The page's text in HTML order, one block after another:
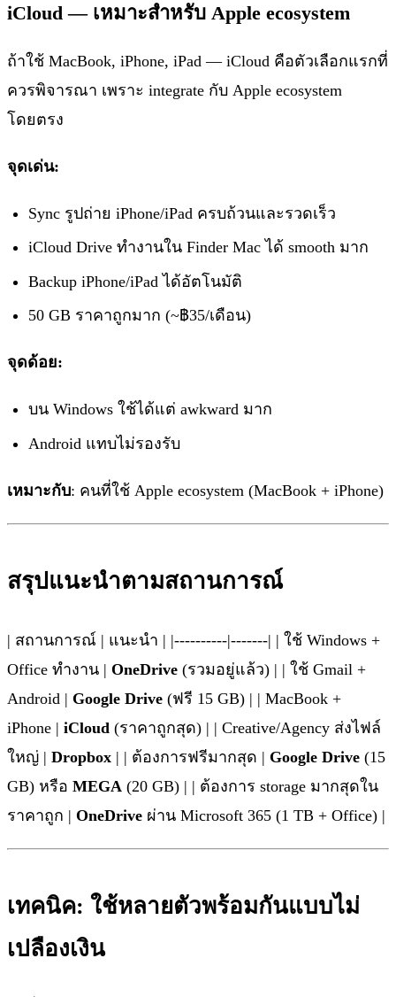
iCloud — เหมาะสำหรับ Apple ecosystem
ถ้าใช้ MacBook, iPhone, iPad — iCloud คือตัวเลือกแรกที่
ควรพิจารณา เพราะ integrate กับ Apple ecosystem
โดยตรง
จุดเด่น:
Sync รูปถ่าย iPhone/iPad ครบถ้วนและรวดเร็ว
iCloud Drive ทำงานใน Finder Mac ได้ smooth มาก
Backup iPhone/iPad ได้อัตโนมัติ
50 GB ราคาถูกมาก (~฿35/เดือน)
จุดด้อย:
บน Windows ใช้ได้แต่ awkward มาก
Android แทบไม่รองรับ
เหมาะกับ: คนที่ใช้ Apple ecosystem (MacBook + iPhone)
สรุปแนะนำตามสถานการณ์
| สถานการณ์ | แนะนำ | |----------|-------| | ใช้ Windows +
Office ทำงาน | OneDrive (รวมอยู่แล้ว) | | ใช้ Gmail +
Android | Google Drive (ฟรี 15 GB) | | MacBook +
iPhone | iCloud (ราคาถูกสุด) | | Creative/Agency ส่งไฟล์
ใหญ่ | Dropbox | | ต้องการฟรีมากสุด | Google Drive (15
GB) หรือ MEGA (20 GB) | | ต้องการ storage มากสุดใน
ราคาถูก | OneDrive ผ่าน Microsoft 365 (1 TB + Office) |
เทคนิค: ใช้หลายตัวพร้อมกันแบบไม่
เปลืองเงิน